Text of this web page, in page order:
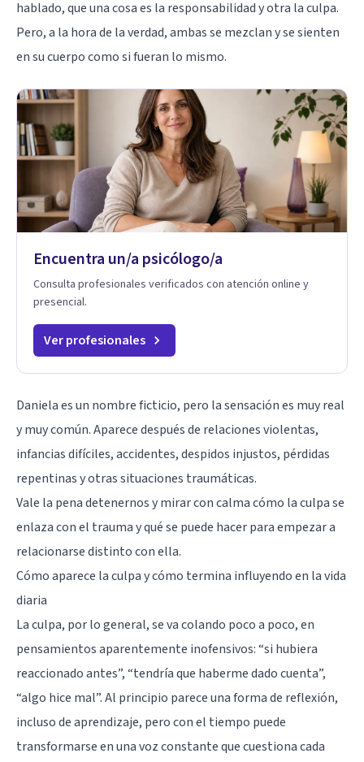
hablado, que una cosa es la responsabilidad y otra la culpa.
Pero, a la hora de la verdad, ambas se mezclan y se sienten
en su cuerpo como si fueran lo mismo.
Encuentra un/a psicólogo/a
Consulta profesionales verificados con atención online y
presencial.
Ver profesionales
Daniela es un nombre ficticio, pero la sensación es muy real
y muy común. Aparece después de relaciones violentas,
infancias difíciles, accidentes, despidos injustos, pérdidas
repentinas y otrassituaciones traumáticas.
Vale la pena detenernos y mirar con calma cómo la culpa se
enlaza con el trauma y qué se puede hacer para empezar a
relacionarse distinto con ella.
Cómo aparece la culpa y cómo termina influyendo en la vida
diaria
La culpa, por lo general, se va colando poco a poco, en
pensamientos aparentemente inofensivos: “si hubiera
reaccionado antes”, “tendría que haberme dado cuenta”,
“algo hice mal”. Al principio parece una forma de reflexión,
incluso de aprendizaje, pero con el tiempo puede
transformarse en una voz constante que cuestiona cada